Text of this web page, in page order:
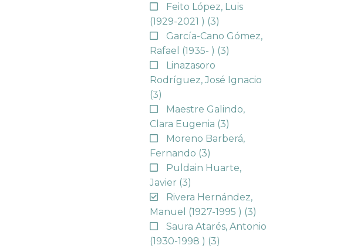
Feito López, Luis
(1929-2021 ) (3)
García-Cano Gómez,
Rafael (1935- ) (3)
Linazasoro
Rodríguez, José Ignacio
(3)
Maestre Galindo,
Clara Eugenia (3)
Moreno Barberá,
Fernando (3)
Puldain Huarte,
Javier (3)
Rivera Hernández,
Manuel (1927-1995 ) (3)
Saura Atarés, Antonio
(1930-1998 ) (3)